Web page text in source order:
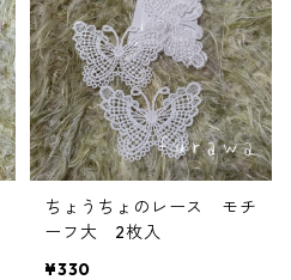
ちょうちょのレース モチ
ーフ大 2枚入
¥330